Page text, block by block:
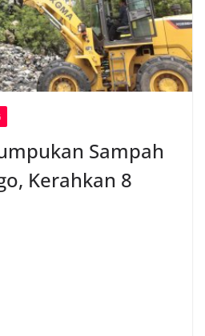
Sampah
Kerahkan 8